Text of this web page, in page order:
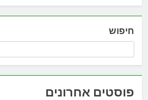
חיפוש
פוסטים אחרונים